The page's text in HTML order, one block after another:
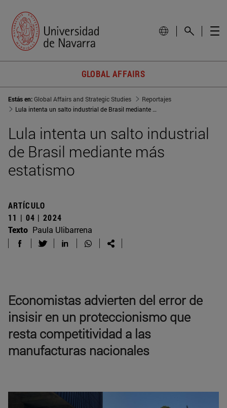
GLOBAL AFFAIRS
Estás en:Global Affairs and Strategic Studies
Reportajes
Lula intenta un salto industrial de Brasil mediante más estatismo
Lula intenta un salto industrial
de Brasil mediante más
estatismo
ARTÍCULO
11 | 04 | 2024
Texto Paula Ulibarrena
Economistas advierten del error de
insisir en un proteccionismo que
resta competitividad a las
manufacturas nacionales